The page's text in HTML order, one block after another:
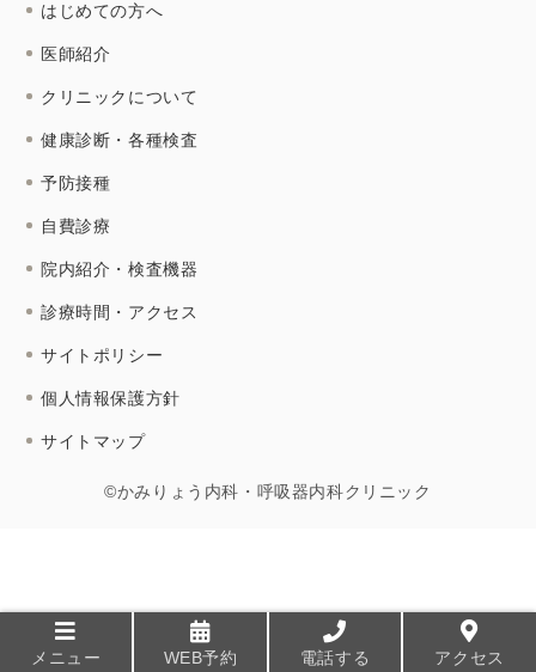
はじめての方へ
医師紹介
クリニックについて
健康診断・各種検査
予防接種
自費診療
院内紹介・検査機器
診療時間・アクセス
サイトポリシー
個人情報保護方針
サイトマップ
©かみりょう内科・呼吸器内科クリニック
メニュー WEB予約 電話する アクセス